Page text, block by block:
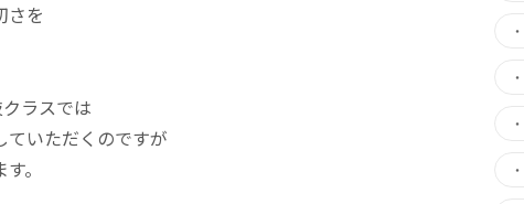
さを
ラスでは
いただくのですが
。
・
・
・
・